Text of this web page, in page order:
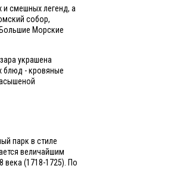
смешных легенд, а
собор,
Морские
украшена
блюд - кровяные
парк в стиле
величайшим
века (1718-1725). По